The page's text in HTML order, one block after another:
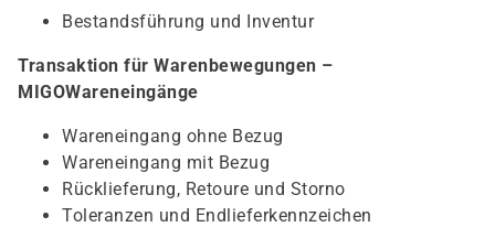
Bestandsführung und Inventur
Transaktion für Warenbewegungen –
MIGOWareneingänge
Wareneingang ohne Bezug
Wareneingang mit Bezug
Rücklieferung, Retoure und Storno
Toleranzen und Endlieferkennzeichen